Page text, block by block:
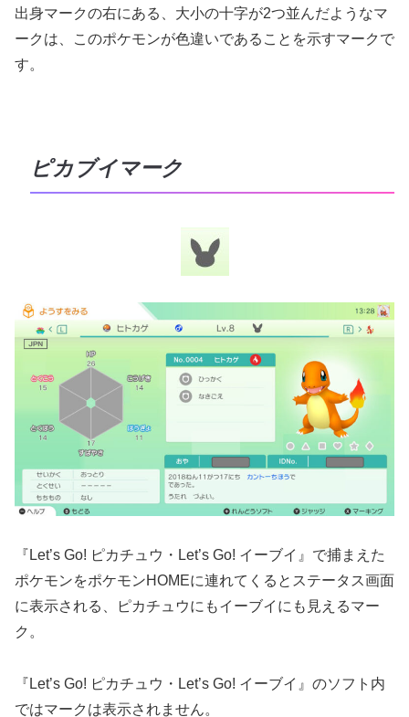
出身マークの右にある、大小の十字が2つ並んだようなマ
ークは、このポケモンが色違いであることを示すマークで
す。
ピカブイマーク
『Let’s Go! ピカチュウ・Let’s Go! イーブイ』で捕まえた
ポケモンをポケモンHOMEに連れてくるとステータス画面
に表示される、ピカチュウにもイーブイにも見えるマー
ク。
『Let’s Go! ピカチュウ・Let’s Go! イーブイ』のソフト内
ではマークは表示されません。